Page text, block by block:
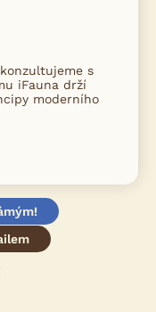
s
iFauna drží
moderního